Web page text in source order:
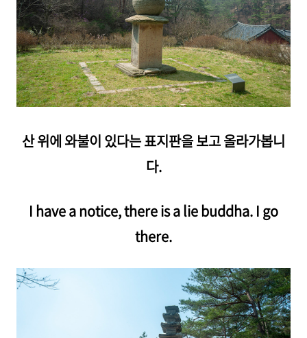
산 위에 와불이 있다는 표지판을 보고 올라가봅니
다.
I have a notice, there is a lie buddha. I go
there.